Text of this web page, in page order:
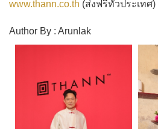
www.thann.co.th (ส่งฟรีทั่วประเทศ)
Author By : Arunlak